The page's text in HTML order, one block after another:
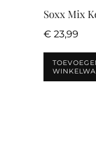
Soxx Mix
€ 23,99